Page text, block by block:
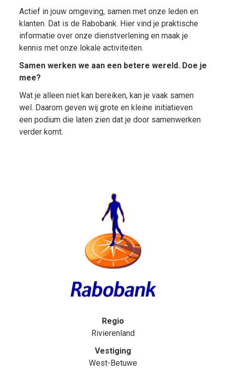
Actief in jouw omgeving, samen met onze leden en
klanten. Dat is de Rabobank. Hier vind je praktische
informatie over onze dienstverlening en maak je
kennis met onze lokale activiteiten.
Samen werken we aan een betere wereld. Doe je
mee?
Wat je alleen niet kan bereiken, kan je vaak samen
wel. Daarom geven wij grote en kleine initiatieven
een podium die laten zien dat je door samenwerken
verder komt.
Regio
Rivierenland
Vestiging
West-Betuwe